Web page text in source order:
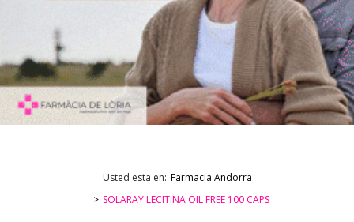
Usted esta en: Farmacia Andorra
SOLARAY LECITINA OIL FREE 100 CAPS